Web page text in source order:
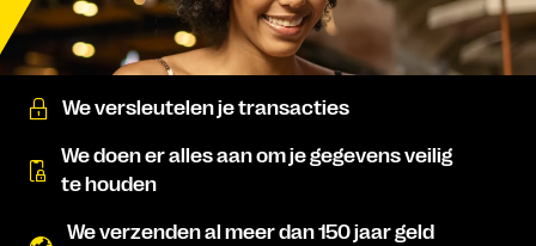
We versleutelen je transacties
We doen er alles aan om je gegevens veilig
te houden
We verzenden al meer dan 150 jaar geld